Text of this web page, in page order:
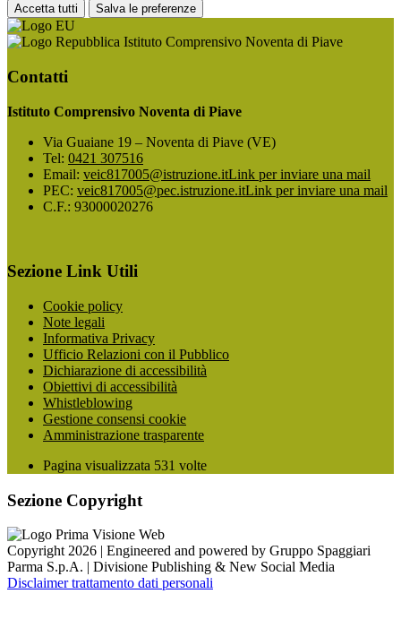
Accetta tutti Salva le preferenze
Istituto Comprensivo Noventa di Piave
Contatti
Istituto Comprensivo Noventa di Piave
Via Guaiane 19 – Noventa di Piave (VE)
Tel: 0421 307516
Email: veic817005@istruzione.itLink per inviare una mail
PEC: veic817005@pec.istruzione.itLink per inviare una mail
C.F.: 93000020276
Sezione Link Utili
Cookie policy
Note legali
Informativa Privacy
Ufficio Relazioni con il Pubblico
Dichiarazione di accessibilità
Obiettivi di accessibilità
Whistleblowing
Gestione consensi cookie
Amministrazione trasparente
Pagina visualizzata 531 volte
Sezione Copyright
Copyright 2026 | Engineered and powered by Gruppo Spaggiari
Parma S.p.A. | Divisione Publishing & New Social Media
Disclaimer trattamento dati personali